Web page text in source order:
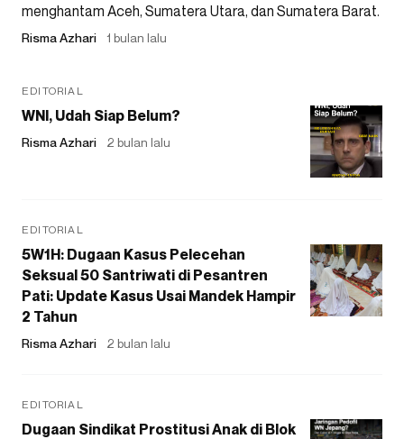
menghantam Aceh, Sumatera Utara, dan Sumatera Barat.
Risma Azhari 1 bulan lalu
EDITORIAL
WNI, Udah Siap Belum?
Risma Azhari 2 bulan lalu
EDITORIAL
5W1H: Dugaan Kasus Pelecehan
Seksual 50 Santriwati di Pesantren
Pati: Update Kasus Usai Mandek Hampir
2 Tahun
Risma Azhari 2 bulan lalu
EDITORIAL
Dugaan Sindikat Prostitusi Anak di Blok